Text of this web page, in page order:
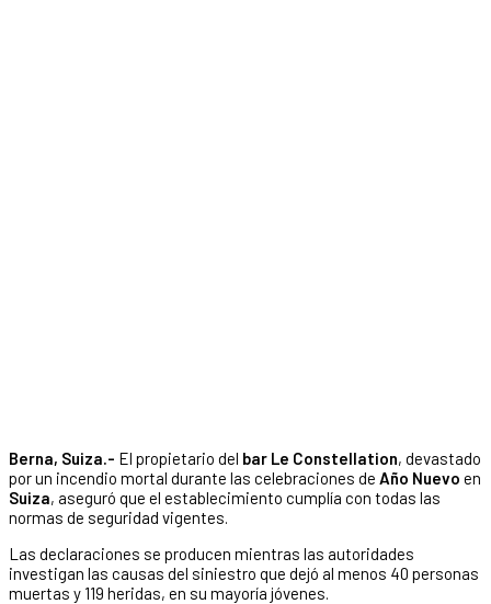
Berna, Suiza.- El propietario del bar Le Constellation, devastado
por un incendio mortal durante las celebraciones de Año Nuevo en
Suiza, aseguró que el establecimiento cumplía con todas las
normas de seguridad vigentes.
Las declaraciones se producen mientras las autoridades
investigan las causas del siniestro que dejó al menos 40 personas
muertas y 119 heridas, en su mayoría jóvenes.